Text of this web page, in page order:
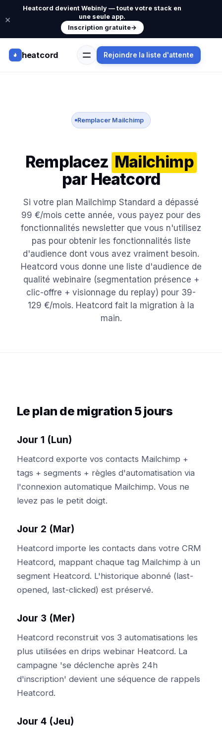
Heatcord devient Webinly — toute votre stack en
une seule app.
Inscription gratuite→
×
heatcord Rejoindre la liste d'attente
Remplacer Mailchimp
Remplacez Mailchimp
par Heatcord
Si votre plan Mailchimp Standard a dépassé
99 €/mois cette année, vous payez pour des
fonctionnalités newsletter que vous n'utilisez
pas pour obtenir les fonctionnalités liste
d'audience dont vous avez vraiment besoin.
Heatcord vous donne une liste d'audience de
qualité webinaire (segmentation présence +
clic-offre + visionnage du replay) pour 39-
129 €/mois. Heatcord fait la migration à la
main.
Le plan de migration 5 jours
Jour 1 (Lun)
Heatcord exporte vos contacts Mailchimp +
tags + segments + règles d'automatisation via
l'connexion automatique Mailchimp. Vous ne
levez pas le petit doigt.
Jour 2 (Mar)
Heatcord importe les contacts dans votre CRM
Heatcord, mappant chaque tag Mailchimp à un
segment Heatcord. L'historique abonné (last-
opened, last-clicked) est préservé.
Jour 3 (Mer)
Heatcord reconstruit vos 3 automatisations les
plus utilisées en drips webinar Heatcord. La
campagne 'se déclenche après 24h
d'inscription' devient une séquence de rappels
Heatcord.
Jour 4 (Jeu)